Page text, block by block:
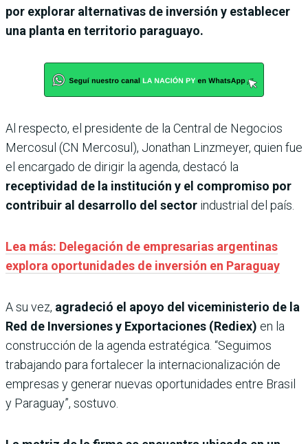
por explorar alternativas de inversión y establecer
una planta en territorio paraguayo.
Al respecto, el presidente de la Central de Negocios
Mercosul (CN Mercosul), Jonathan Linzmeyer, quien fue
el encargado de dirigir la agenda, destacó la
receptividad de la institución y el compromiso por
contribuir al desarrollo del sector industrial del país.
Lea más: Delegación de empresarias argentinas
explora oportunidades de inversión en Paraguay
A su vez, agradeció el apoyo del viceministerio de la
Red de Inversiones y Exportaciones (Rediex) en la
construcción de la agenda estratégica. “Seguimos
trabajando para fortalecer la internacionalización de
empresas y generar nuevas oportunidades entre Brasil
y Paraguay”, sostuvo.